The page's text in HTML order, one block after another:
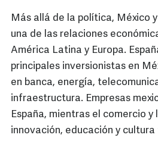
Más allá de la política, México
una de las relaciones
América Latina y Europa.
principales inversionistas en
en banca, energía,
infraestructura. Empresas
España, mientras el comercio y
innovación, educación y